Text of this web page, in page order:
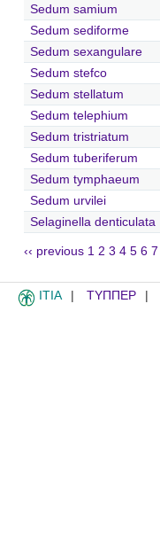
Sedum samium
Sedum sediforme
Sedum sexangulare
Sedum stefco
Sedum stellatum
Sedum telephium
Sedum tristriatum
Sedum tuberiferum
Sedum tymphaeum
Sedum urvilei
Selaginella denticulata
‹‹ previous 1 2 3 4 5 6 7
ITIA ΤΥΠΠΕΡ